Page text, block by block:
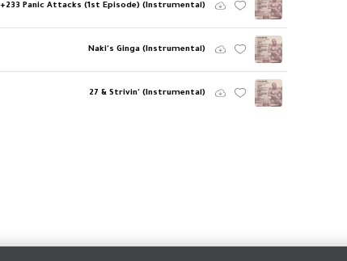
+233 Panic Attacks (1st Episode) (Instrumental)
Naki's Ginga (Instrumental)
27 & Strivin' (Instrumental)